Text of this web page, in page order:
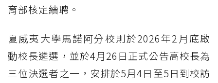
育部核定續聘。
夏威夷大學馬諾阿分校則於2026年2月底啟
動校長遴選，並於4月26日正式公告高校長為
三位決選者之一，安排於5月4日至5日到校訪